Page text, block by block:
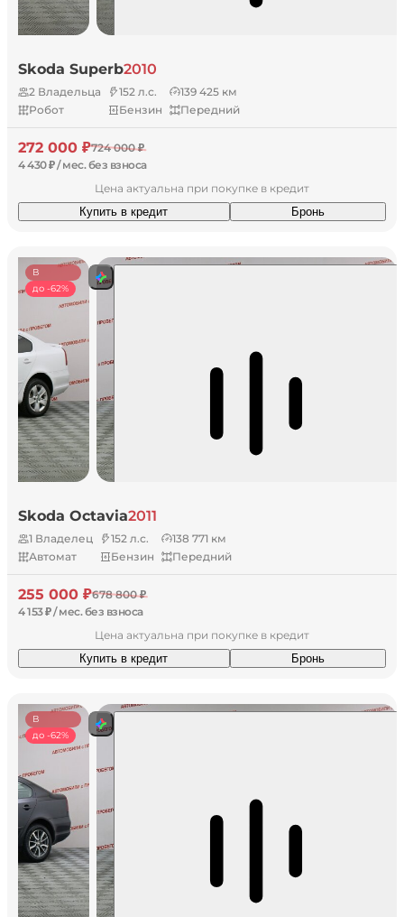
Skoda Superb2010
2 Владельца 152 л.с.
139 425 км
Робот
Бензин Передний
272 000 ₽724 000 ₽
4 430 ₽ / мес. без взноса
Цена актуальна при покупке в кредит
Купить в кредит
Бронь
В
наличии
до -62%
Skoda Octavia2011
1 Владелец 152 л.с.
138 771 км
Автомат
Бензин Передний
255 000 ₽678 800 ₽
4 153 ₽ / мес. без взноса
Цена актуальна при покупке в кредит
Купить в кредит
Бронь
В
наличии
до -62%